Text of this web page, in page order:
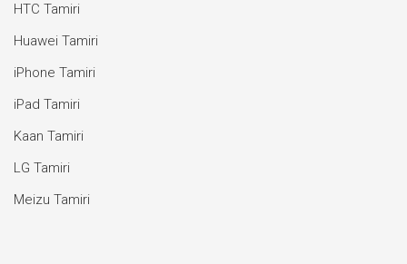
HTC Tamiri
Huawei Tamiri
iPhone Tamiri
iPad Tamiri
Kaan Tamiri
LG Tamiri
Meizu Tamiri